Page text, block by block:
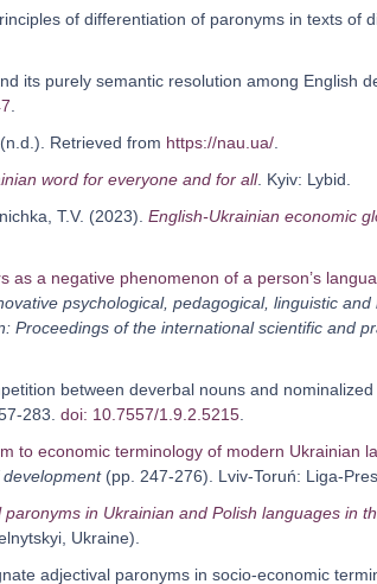
of differentiation of paronyms in texts of
its purely semantic resolution among English
Retrieved from https://nau.ua/
word for everyone and for all. Kyiv: Lybid.
T.V. (2023).English-Ukrainian economic
as a negative phenomenon of a person’s
psychological, pedagogical, linguistic
Proceedings of the international scientific and
between deverbal nouns and
283.doi: 10.7557/1.9.2.5215
to economic terminology of modern Ukrainian
(pp. 247-276). Lviv-Toruń: Liga-
paronyms in Ukrainian and Polish languages in
Ukraine).
adjectival paronyms in socio-economic